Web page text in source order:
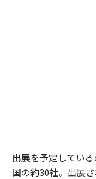
出展を予定してい
国の約30社。出展